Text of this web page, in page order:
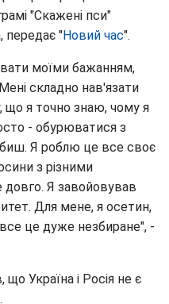
"Скажені пси"
передає "Новий час".
моїми бажанням,
складно нав'язати
що я точно знаю, чому я
- обурюватися з
Я роблю це все своє
з різними
довго. Я завойовував
Для мене, я осетин,
це дуже незбиране", -
Україна і Росія не є